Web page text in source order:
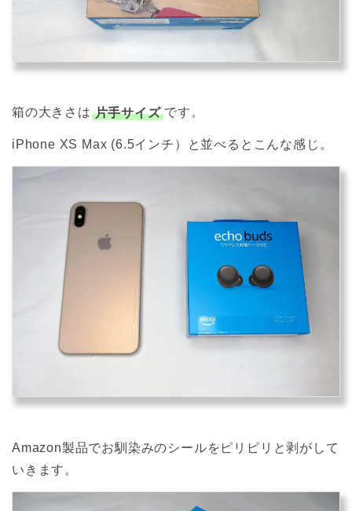
箱の大きさは 片手サイズ です。
iPhone XS Max (6.5インチ）と並べるとこんな感じ。
Amazon製品でお馴染みのシールをピリピリと剥がして
いきます。